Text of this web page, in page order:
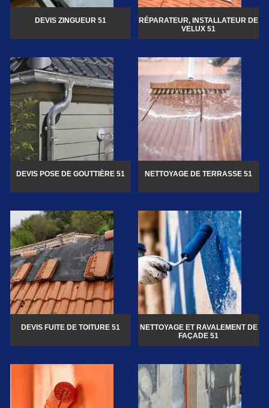
DEVIS ZINGUEUR 51
RÉPARATEUR, INSTALLATEUR DE
VELUX 51
DEVIS POSE DE GOUTTIÈRE 51 NETTOYAGE DE TERRASSE 51
DEVIS FUITE DE TOITURE 51
NETTOYAGE ET RAVALEMENT DE
FAÇADE 51